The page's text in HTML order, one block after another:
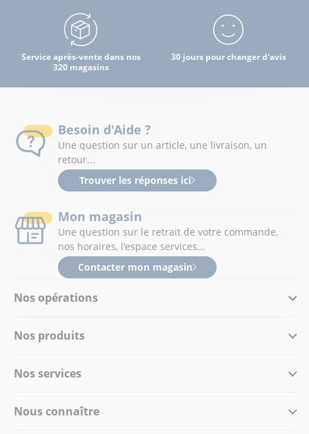
Service après-vente dans nos
320 magasins
30 jours pour changer d'avis
Nos opérations
Nos produits
Nos services
Nous connaître
Besoin d'Aide ?
Une question sur un article, une livraison, un
retour...
Trouver les réponses ici
Mon magasin
Une question sur le retrait de votre commande,
nos horaires, l'espace services...
Contacter mon magasin